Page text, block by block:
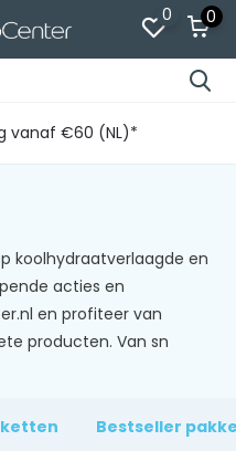
0 0
vanaf €60 (NL)*
koolhydraatverlaagde en
acties en
en profiteer van
producten. Van sn
Bestseller